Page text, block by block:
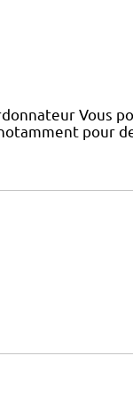
Vous
pour